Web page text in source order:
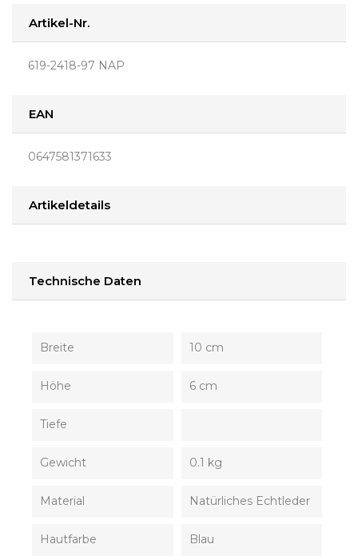
Artikel-Nr.
619-2418-97 NAP
EAN
0647581371633
Artikeldetails
Technische Daten
Breite 10 cm
Höhe 6 cm
Tiefe
Gewicht 0.1 kg
Material Natürliches Echtleder
Hautfarbe Blau